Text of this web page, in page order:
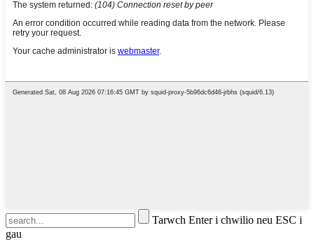
Tarwch Enter i chwilio neu ESC i
gau